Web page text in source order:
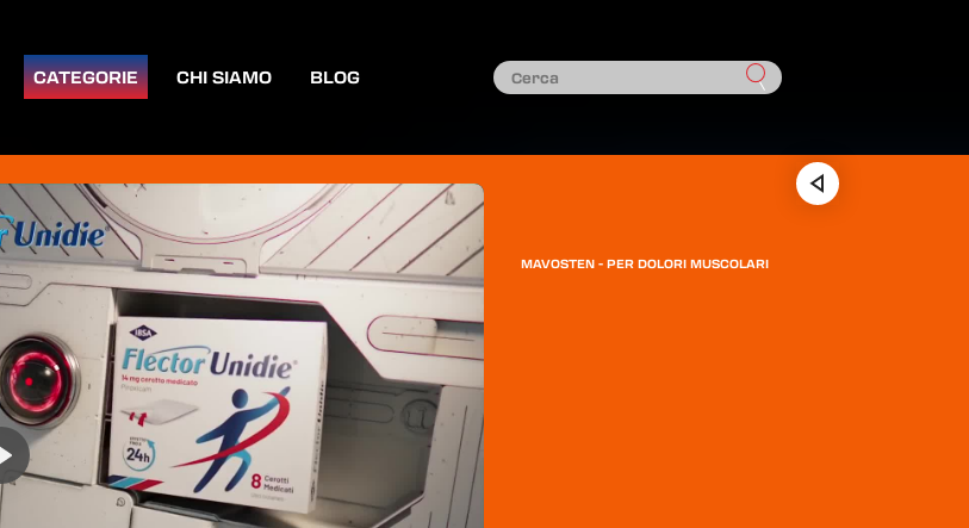
CATEGORIE CHI SIAMO BLOG
MAVOSTEN - PER DOLORI MUSCOLARI